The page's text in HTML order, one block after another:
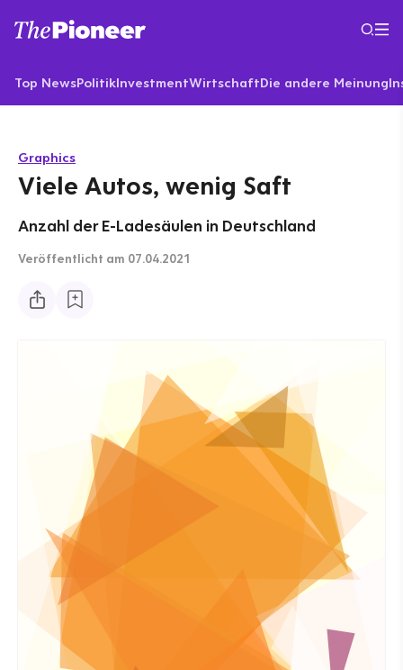
Top NewsPolitikInvestmentWirtschaftDie andere Meinung
Graphics
Viele Autos, wenig Saft
Anzahl der E-Ladesäulen in Deutschland
Veröffentlicht am 07.04.2021